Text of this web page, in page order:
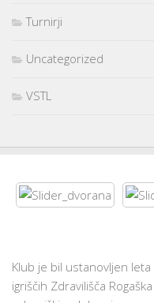
Turnirji
Uncategorized
VSTL
Klub je bil ustanovljen
igriščih Zdravilišča